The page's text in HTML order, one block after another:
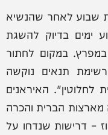
שבוע לאחר שהנשיא
ימים בדיוק להשגת
במקום לחתור
תנאים נוקשה
לחלוטין". האיראנים
מארצות הברית והכרה
– דרישות שנדחו על